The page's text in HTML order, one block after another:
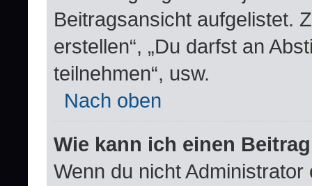
Beitragsansicht aufgelistet.
erstellen“, „Du darfst an
teilnehmen“, usw.
Nach oben
Wie kann ich einen
Wenn du nicht